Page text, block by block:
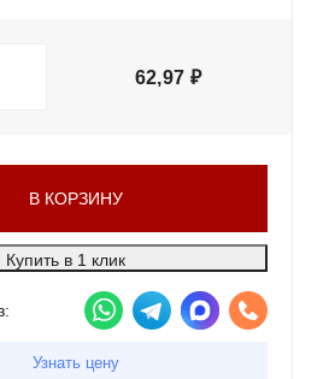
62,97 ₽
В КОРЗИНУ
Купить в 1 клик
Узнать цену